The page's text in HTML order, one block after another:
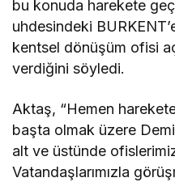
bu konuda harekete
uhdesindeki
kentsel dönüşüm ofisi
verdiğini söyledi.
Aktaş, “Hemen
başta olmak üzere
alt ve üstünde
Vatandaşlarımızla